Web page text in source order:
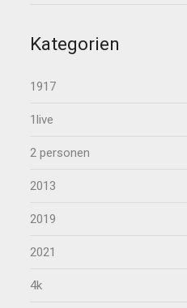
Kategorien
1917
1live
2 personen
2013
2019
2021
4k